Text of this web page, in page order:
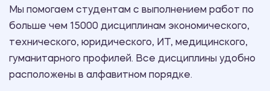
Мы помогаем студентам с выполнением работ по
больше чем 15000 дисциплинам экономического,
технического, юридического, ИТ, медицинского,
гуманитарного профилей. Все дисциплины удобно
расположены в алфавитном порядке.